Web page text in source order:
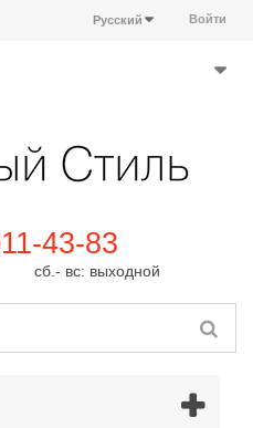
Войти
Русский
43-83
сб.- вс: выходной